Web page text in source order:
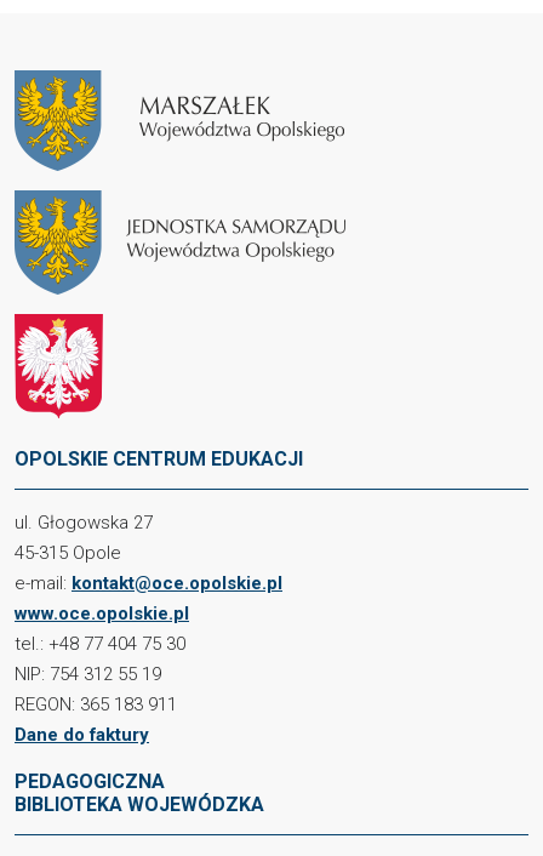
OPOLSKIE CENTRUM EDUKACJI
ul. Głogowska 27
45-315 Opole
e-mail: kontakt@oce.opolskie.pl
www.oce.opolskie.pl
tel.: +48 77 404 75 30
NIP: 754 312 55 19
REGON: 365 183 911
Dane do faktury
PEDAGOGICZNA
BIBLIOTEKA WOJEWÓDZKA